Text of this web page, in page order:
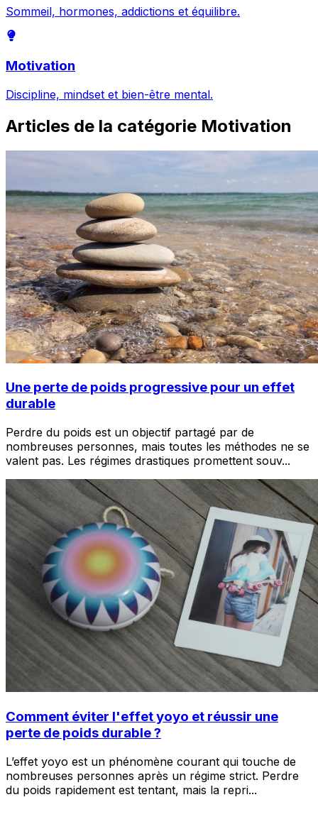
Sommeil, hormones, addictions et équilibre.
Motivation
Discipline, mindset et bien-être mental.
Articles de la catégorie Motivation
Une perte de poids progressive pour un effet
durable
Perdre du poids est un objectif partagé par de
nombreuses personnes, mais toutes les méthodes ne se
valent pas. Les régimes drastiques promettent souv...
Comment éviter l'effet yoyo et réussir une
perte de poids durable ?
L’effet yoyo est un phénomène courant qui touche de
nombreuses personnes après un régime strict. Perdre
du poids rapidement est tentant, mais la repri...